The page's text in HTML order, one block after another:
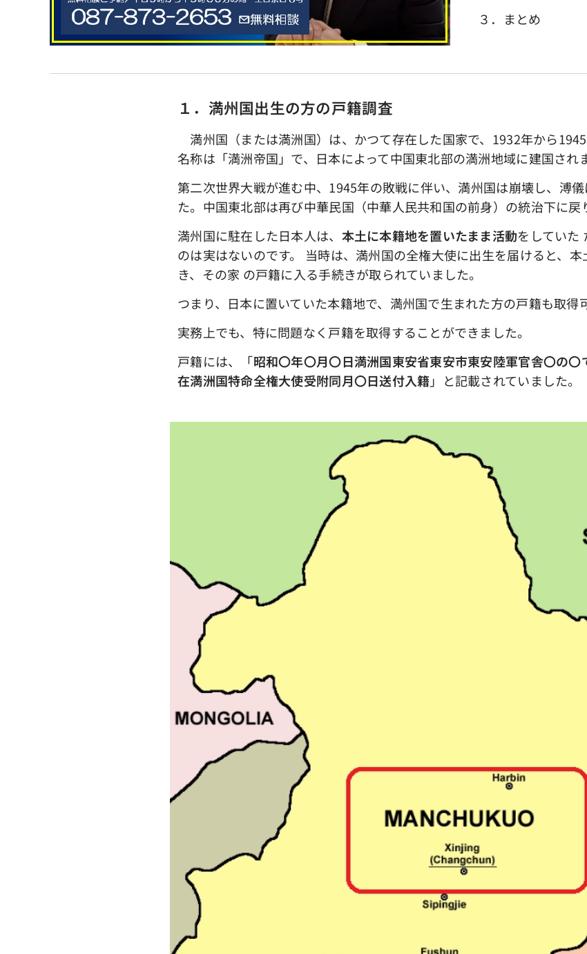
３．まとめ
１．満州国出生の方の戸籍調査
満州国（または満洲国）は、かつて存在した国家で、1932年から
名称は「満洲帝国」で、日本によって中国東北部の満洲地域に建国され
第二次世界大戦が進む中、1945年の敗戦に伴い、満州国は崩壊し、溥
た。中国東北部は再び中華民国（中華人民共和国の前身）の統治下に戻
満州国に駐在した日本人は、 本土に本籍地を置いたまま活動をしていた
のは実はないのです。 当時は、満州国の全権大使に出生を届けると、
き、その家 の戸籍に入る手続きが取られていました。
つまり、日本に置いていた本籍地で、満州国で生まれた方の戸籍も取得
実務上でも、特に問題なく戸籍を取得することができました。
戸籍には、「昭和〇年〇月〇日満洲国東安省東安市東安陸軍官舎〇の
在満洲国特命全権大使受附同月〇日送付入籍 」と記載されていました。